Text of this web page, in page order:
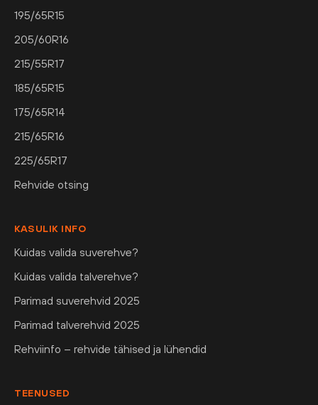
195/65R15
205/60R16
215/55R17
185/65R15
175/65R14
215/65R16
225/65R17
Rehvide otsing
KASULIK INFO
Kuidas valida suverehve?
Kuidas valida talverehve?
Parimad suverehvid 2025
Parimad talverehvid 2025
Rehviinfo – rehvide tähised ja lühendid
TEENUSED